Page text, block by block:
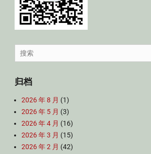
Search
for:
归档
2026 年 8 月 (1)
2026 年 5 月 (3)
2026 年 4 月 (16)
2026 年 3 月 (15)
2026 年 2 月 (42)